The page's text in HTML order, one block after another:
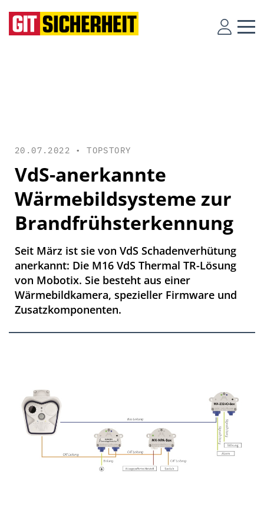
20.07.2022 •TOPSTORY
VdS-anerkannte
Wärmebildsysteme zur
Brandfrühsterkennung
Seit März ist sie von VdS Schadenverhütung
anerkannt: Die M16 VdS Thermal TR-Lösung
von Mobotix. Sie besteht aus einer
Wärmebildkamera, spezieller Firmware und
Zusatz­komponenten.